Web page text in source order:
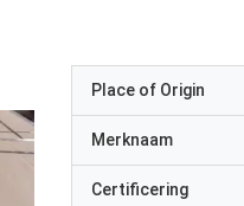
Place of Origin
Merknaam
Certificering